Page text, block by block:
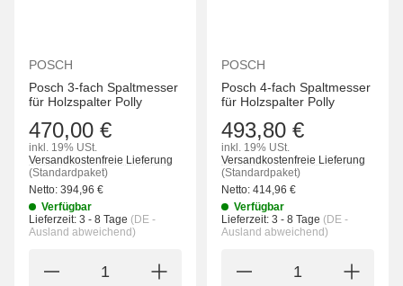
POSCH
Posch 3-fach Spaltmesser
für Holzspalter Polly
470,00 €
inkl. 19% USt.
Versandkostenfreie Lieferung
(Standardpaket)
Netto: 394,96 €
Verfügbar
Lieferzeit: 3 - 8 Tage (DE -
Ausland abweichend)
POSCH
Posch 4-fach Spaltmesser
für Holzspalter Polly
493,80 €
inkl. 19% USt.
Versandkostenfreie Lieferung
(Standardpaket)
Netto: 414,96 €
Verfügbar
Lieferzeit: 3 - 8 Tage (DE -
Ausland abweichend)